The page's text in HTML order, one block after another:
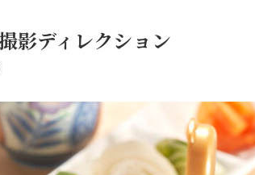
影ディレクション